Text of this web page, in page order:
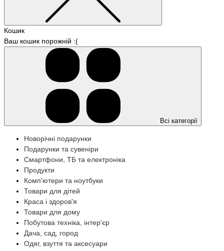
Кошик
Ваш кошик порожній :(
Всі категорії
Новорічні подарунки
Подарунки та сувеніри
Смартфони, ТБ та електроніка
Продукти
Комп'ютери та ноутбуки
Товари для дітей
Краса і здоров'я
Товари для дому
Побутова техніка, інтер'єр
Дача, сад, город
Одяг, взуття та аксесуари